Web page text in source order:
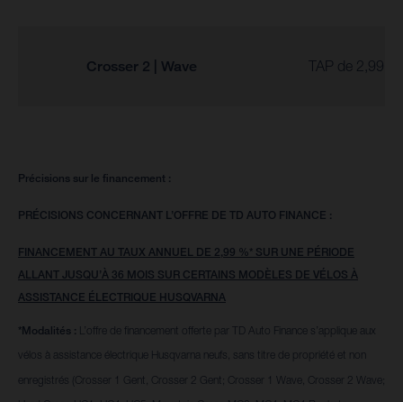
Crosser 2 | Wave TAP de 2,99
Précisions sur le financement :
PRÉCISIONS CONCERNANT L’OFFRE DE TD AUTO FINANCE :
FINANCEMENT AU TAUX ANNUEL DE 2,99 %* SUR UNE PÉRIODE
ALLANT JUSQU’À 36 MOIS SUR CERTAINS MODÈLES DE VÉLOS À
ASSISTANCE ÉLECTRIQUE HUSQVARNA
*Modalités : L’offre de financement offerte par TD Auto Finance s’applique aux
vélos à assistance électrique Husqvarna neufs, sans titre de propriété et non
enregistrés (Crosser 1 Gent, Crosser 2 Gent; Crosser 1 Wave, Crosser 2 Wave;